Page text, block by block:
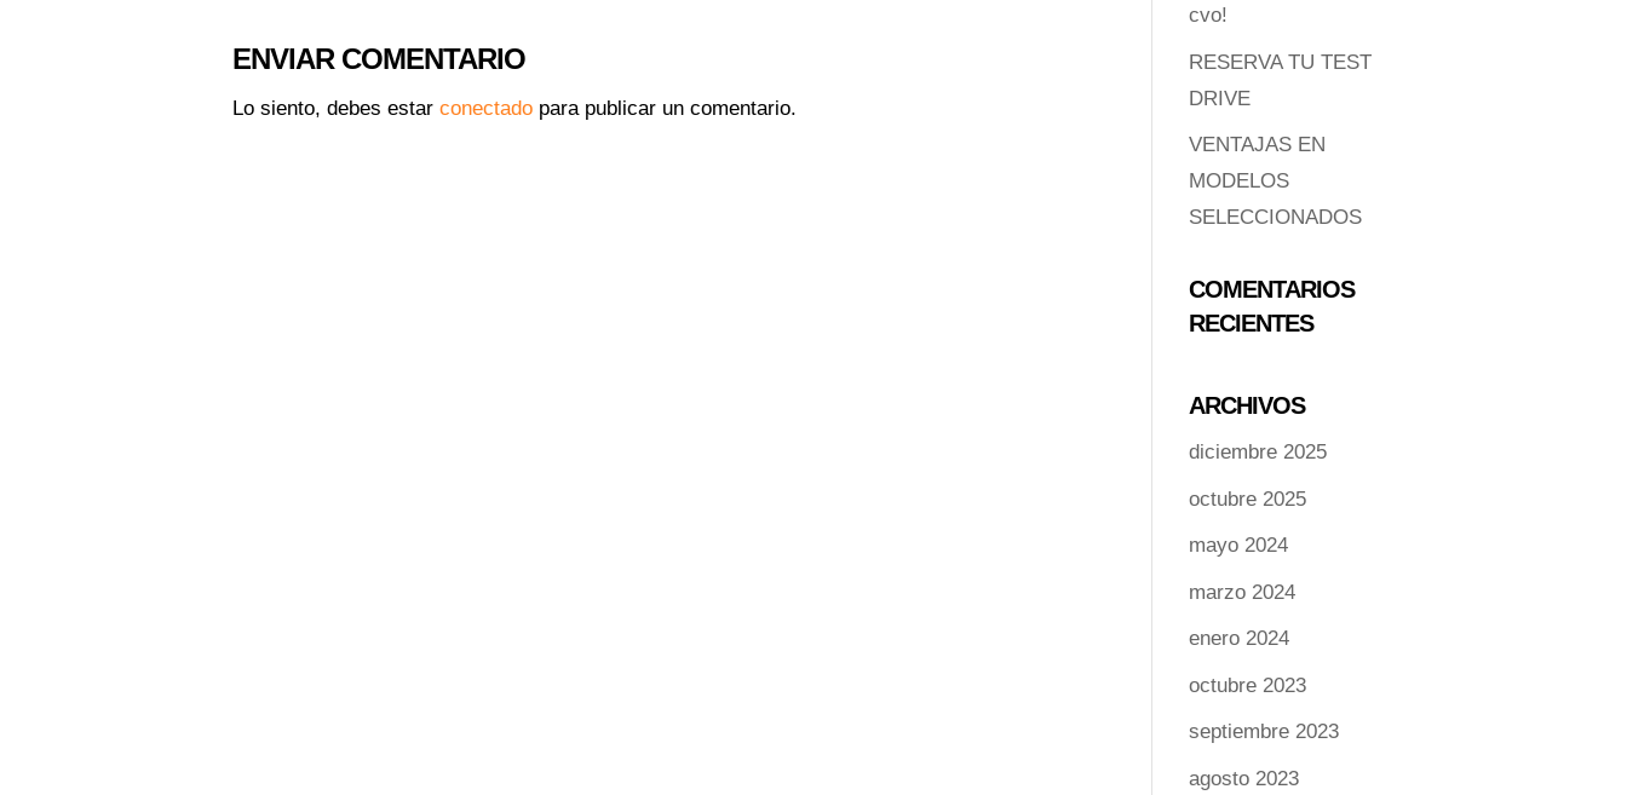
ENVIAR COMENTARIO
Lo siento, debes estar conectado para publicar un comentario.
cvo!
RESERVA TU TEST
DRIVE
VENTAJAS EN
MODELOS
SELECCIONADOS
COMENTARIOS
RECIENTES
ARCHIVOS
diciembre 2025
octubre 2025
mayo 2024
marzo 2024
enero 2024
octubre 2023
septiembre 2023
agosto 2023